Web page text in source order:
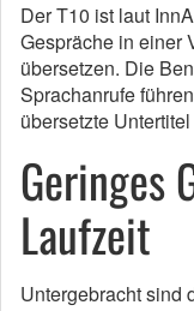
Der T10 ist laut
Gespräche in einer
übersetzen. Die
Sprachanrufe
übersetzte
Geringes
Laufzeit
Untergebracht sind